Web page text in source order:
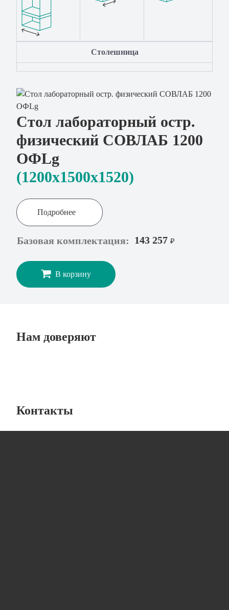
Стол лабораторный остр.
физический СОВЛАБ 1200
ОФLg
(1200x1500х1520)
Подробнее
Базовая комплектация: 143 257 ₽
В корзину
Столешница
Нам доверяют
Контакты